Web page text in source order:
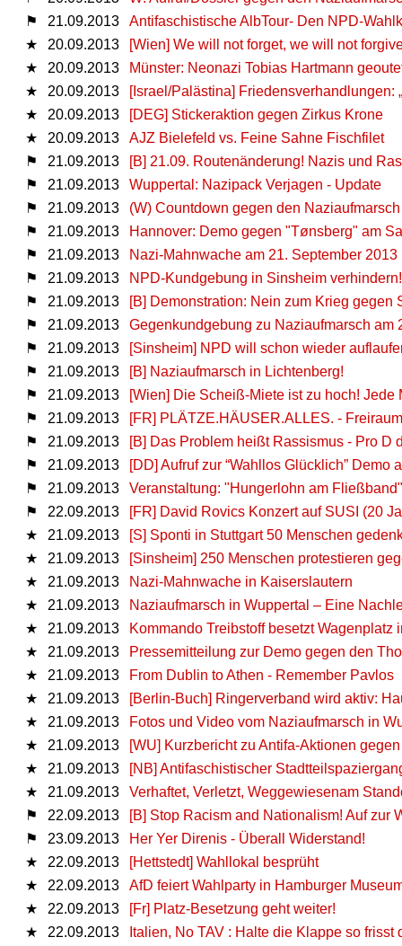
⚑
21.09.2013
Antifaschistische AlbTour- Den NPD-
★
20.09.2013
[Wien] We will not forget, we will not
★
20.09.2013
Münster: Neonazi Tobias Hartmann
★
20.09.2013
[Israel/Palästina] Friedensverhandlungen:
★
20.09.2013
[DEG] Stickeraktion gegen Zirkus Krone
★
20.09.2013
AJZ Bielefeld vs. Feine Sahne Fischfilet
⚑
21.09.2013
[B] 21.09. Routenänderung! Nazis und
⚑
21.09.2013
Wuppertal: Nazipack Verjagen - Update
⚑
21.09.2013
(W) Countdown gegen den
⚑
21.09.2013
Hannover: Demo gegen "Tønsberg" am
⚑
21.09.2013
Nazi-Mahnwache am 21. September
⚑
21.09.2013
NPD-Kundgebung in Sinsheim verhindern!
⚑
21.09.2013
[B] Demonstration: Nein zum Krieg gegen
⚑
21.09.2013
Gegenkundgebung zu Naziaufmarsch am
⚑
21.09.2013
[Sinsheim] NPD will schon wieder
⚑
21.09.2013
[B] Naziaufmarsch in Lichtenberg!
⚑
21.09.2013
[Wien] Die Scheiß-Miete ist zu hoch! Jede
⚑
21.09.2013
[FR] PLÄTZE.HÄUSER.ALLES. -
⚑
21.09.2013
[B] Das Problem heißt Rassismus - Pro D
⚑
21.09.2013
[DD] Aufruf zur “Wahllos Glücklich” Demo
⚑
21.09.2013
Veranstaltung: "Hungerlohn am Fließband"
⚑
22.09.2013
[FR] David Rovics Konzert auf SUSI (20
★
21.09.2013
[S] Sponti in Stuttgart 50 Menschen
★
21.09.2013
[Sinsheim] 250 Menschen protestieren
★
21.09.2013
Nazi-Mahnwache in Kaiserslautern
★
21.09.2013
Naziaufmarsch in Wuppertal – Eine
★
21.09.2013
Kommando Treibstoff besetzt Wagenplatz
★
21.09.2013
Pressemitteilung zur Demo gegen den
★
21.09.2013
From Dublin to Athen - Remember Pavlos
★
21.09.2013
[Berlin-Buch] Ringerverband wird aktiv:
★
21.09.2013
Fotos und Video vom Naziaufmarsch in
★
21.09.2013
[WU] Kurzbericht zu Antifa-Aktionen
★
21.09.2013
[NB] Antifaschistischer
★
21.09.2013
Verhaftet, Verletzt, Weggewiesenam
⚑
22.09.2013
[B] Stop Racism and Nationalism! Auf zur
⚑
23.09.2013
Her Yer Direnis - Überall Widerstand!
★
22.09.2013
[Hettstedt] Wahllokal besprüht
★
22.09.2013
AfD feiert Wahlparty in Hamburger
★
22.09.2013
[Fr] Platz-Besetzung geht weiter!
★
22.09.2013
Italien, No TAV : Halte die Klappe so frisst